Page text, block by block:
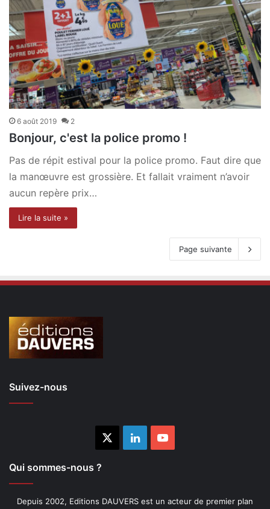
6 août 2019 2
Bonjour, c'est la police promo !
Pas de répit estival pour la police promo. Faut dire que
la manœuvre est grossière. Et fallait vraiment n’avoir
aucun repère prix…
Lire la suite »
Page suivante
Suivez-nous
LinkedinYouTube
Qui sommes-nous ?
Depuis 2002, Editions DAUVERS est un acteur de premier plan